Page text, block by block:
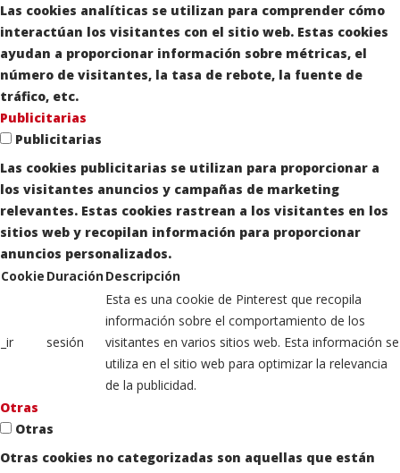
Las cookies analíticas se utilizan para comprender cómo
interactúan los visitantes con el sitio web. Estas cookies
ayudan a proporcionar información sobre métricas, el
número de visitantes, la tasa de rebote, la fuente de
tráfico, etc.
Publicitarias
Publicitarias
Las cookies publicitarias se utilizan para proporcionar a
los visitantes anuncios y campañas de marketing
relevantes. Estas cookies rastrean a los visitantes en los
sitios web y recopilan información para proporcionar
anuncios personalizados.
Cookie DuraciónDescripción
_ir sesión
Esta es una cookie de Pinterest que recopila
información sobre el comportamiento de los
visitantes en varios sitios web. Esta información se
utiliza en el sitio web para optimizar la relevancia
de la publicidad.
Otras
Otras
Otras cookies no categorizadas son aquellas que están